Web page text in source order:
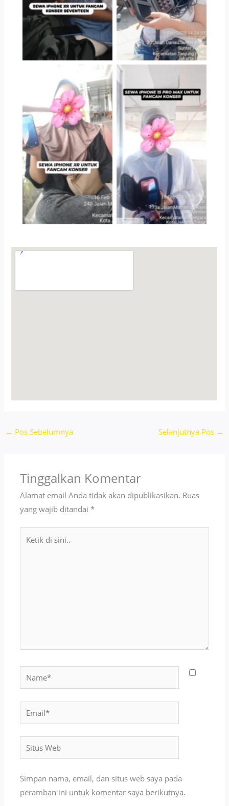
Serah Terima Sewa
iPhone XR TransGO
Serah Terima Sewa
iPhone 15 TransGO
← Pos Sebelumnya Selanjutnya Pos →
Tinggalkan Komentar
Alamat email Anda tidak akan dipublikasikan. Ruas
yang wajib ditandai*
Name*
Situs
Web
Simpan nama, email, dan situs web saya pada
peramban ini untuk komentar saya berikutnya.